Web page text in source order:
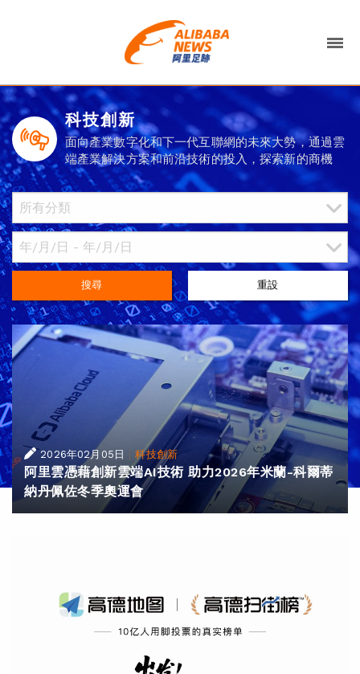
科技創新
面向產業數字化和下一代互聯網的未來大勢，通過雲
端產業解決方案和前沿技術的投入，探索新的商機
搜尋 重設
2026年02月05日 |科技創新
阿里雲憑藉創新雲端AI技術 助力2026年米蘭-科爾蒂
納丹佩佐冬季奧運會